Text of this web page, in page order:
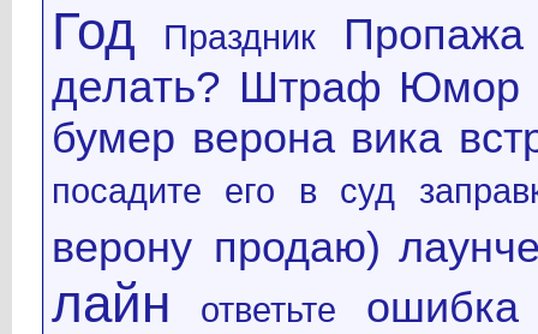
Год Праздник Пропажа
делать? Штраф Юмор
бумер верона вика
посадите его в суд
верону продаю)
лайн ответьте ошибка